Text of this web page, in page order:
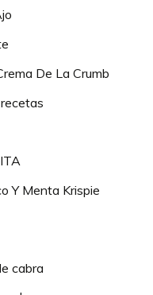
De La Crumb
Y Menta Krispie
cabra